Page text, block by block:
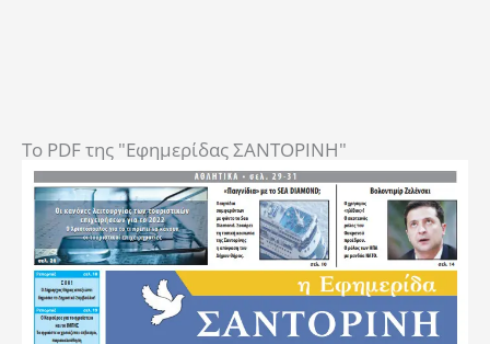
To PDF της "Εφημερίδας ΣΑΝΤΟΡΙΝΗ"